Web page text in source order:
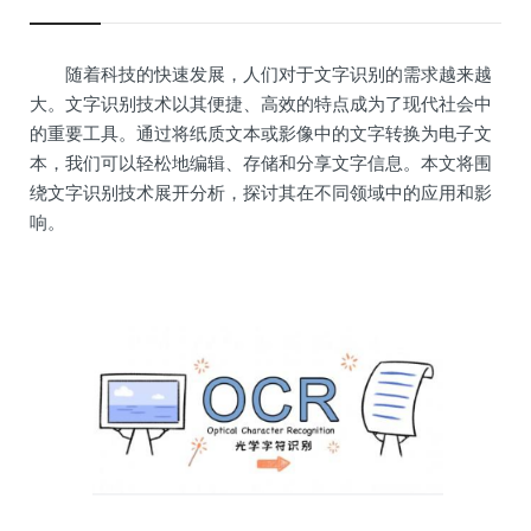
随着科技的快速发展，人们对于文字识别的需求越来越
大。文字识别技术以其便捷、高效的特点成为了现代社会中
的重要工具。通过将纸质文本或影像中的文字转换为电子文
本，我们可以轻松地编辑、存储和分享文字信息。本文将围
绕文字识别技术展开分析，探讨其在不同领域中的应用和影
响。